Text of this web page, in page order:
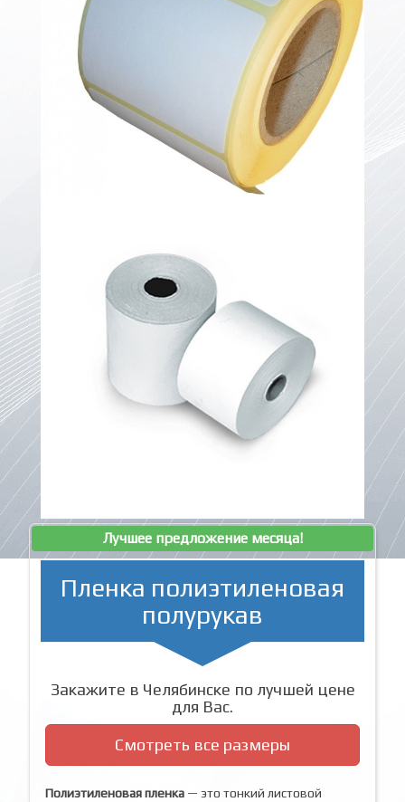
Лучшее предложение месяца!
Пленка полиэтиленовая
полурукав
Закажите в Челябинске по лучшей цене
для Вас.
Смотреть все размеры
Полиэтиленовая пленка — это тонкий листовой